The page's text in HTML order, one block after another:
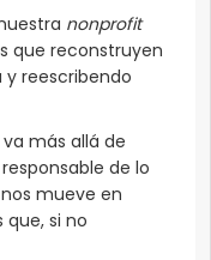
nonprofit
que reconstruyen
reescribendo
más allá de
de lo
mueve en
que, si no